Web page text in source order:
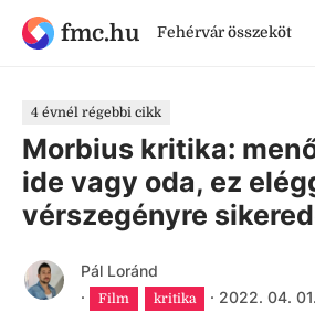
fmc.hu Fehérvár összeköt
4 évnél régebbi cikk
Morbius kritika:
ide vagy oda, ez
vérszegényre
Pál Loránd
·
Film kritika · 2022. 04.